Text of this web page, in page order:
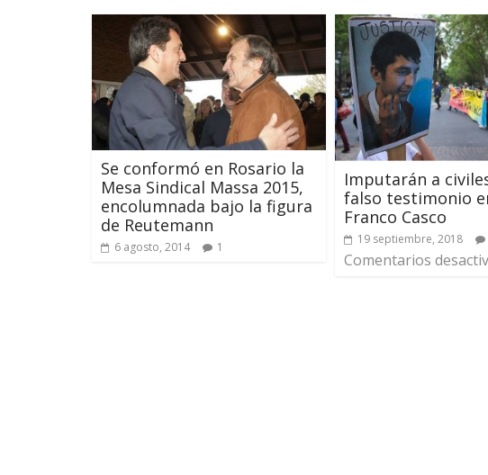
Se conformó en Rosario la
Mesa Sindical Massa 2015,
encolumnada bajo la figura
de Reutemann
6 agosto, 2014 1
Imputarán a
falso testimonio
Franco Casco
19 septiembre, 2018
Comentarios